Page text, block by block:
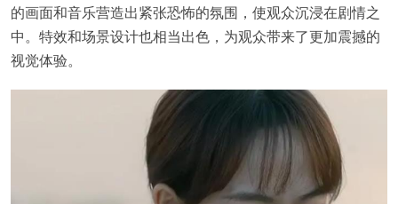
的画面和音乐营造出紧张恐怖的氛围，使观众沉浸在剧情之
中。特效和场景设计也相当出色，为观众带来了更加震撼的
视觉体验。